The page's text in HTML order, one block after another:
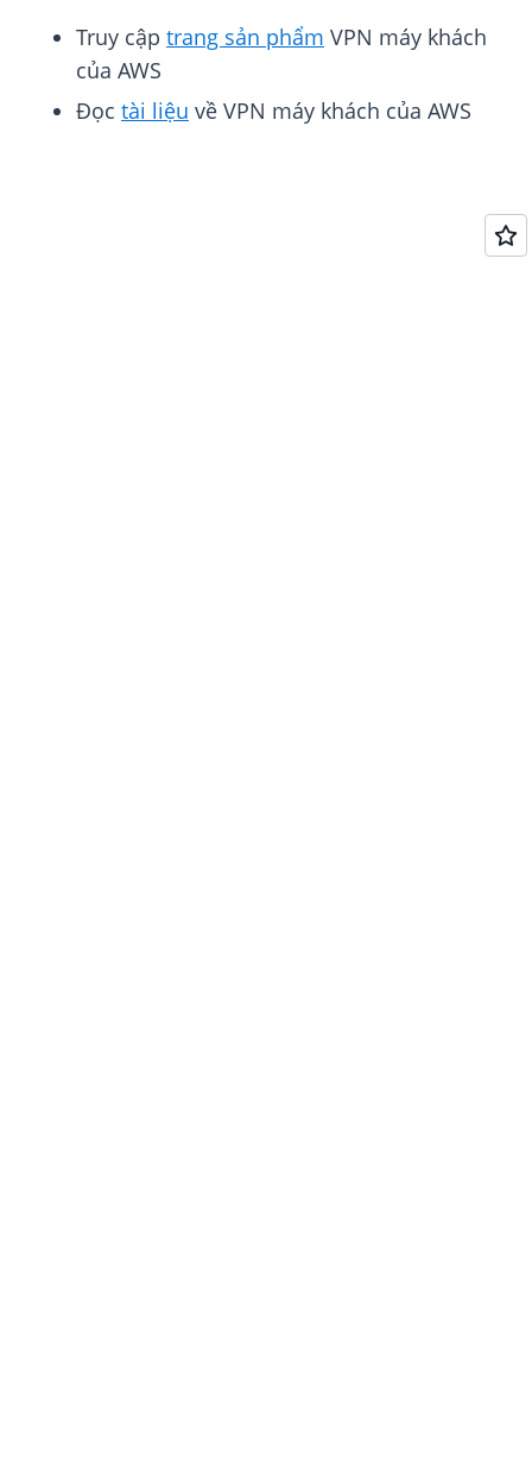
Truy cập trang sản phẩm VPN máy khách
của AWS
Đọc tài liệu về VPN máy khách của AWS